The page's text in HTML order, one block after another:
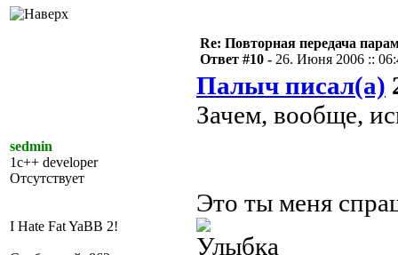
sedmin
1c++ developer
Отсутствует
I Hate Fat YaBB 2!
Re: Повторная передача
Ответ #10 - 26. Июня 2006 ::
Палыч писал(а)
Зачем, вообще,
Это ты меня